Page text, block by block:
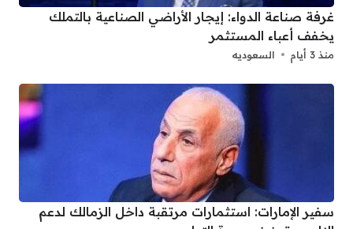
غرفة صناعة الدواء: إيجار الأراضي الصناعية بالتملك
يخفف أعباء المستثمر
منذ 3 أيام السعوديه
سفير الإمارات: استثمارات مرتقبة داخل الزمالك لدعم